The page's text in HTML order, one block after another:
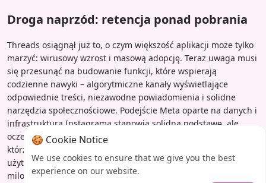
Droga naprzód: retencja ponad pobrania
Threads osiągnął już to, o czym większość aplikacji może tylko
marzyć: wirusowy wzrost i masową adopcję. Teraz uwaga musi
się przesunąć na budowanie funkcji, które wspierają
codzienne nawyki – algorytmiczne kanały wyświetlające
odpowiednie treści, niezawodne powiadomienia i solidne
narzędzia społecznościowe. Podejście Meta oparte na danych i
infrastruktura Instagrama stanowią solidną podstawę, ale
oczekiwania użytkowników są wysokie. Ci, którzy zostaną, to ci,
którzy znajdą na platformie prawdziwe połączenie i
użyteczność. Jeśli Threads zdoła to zapewnić, jego kamień
milowy 150 milionów pobrań będzie dopiero początkiem.
🍪 Cookie Notice
We use cookies to ensure that we give you the best
experience on our website.